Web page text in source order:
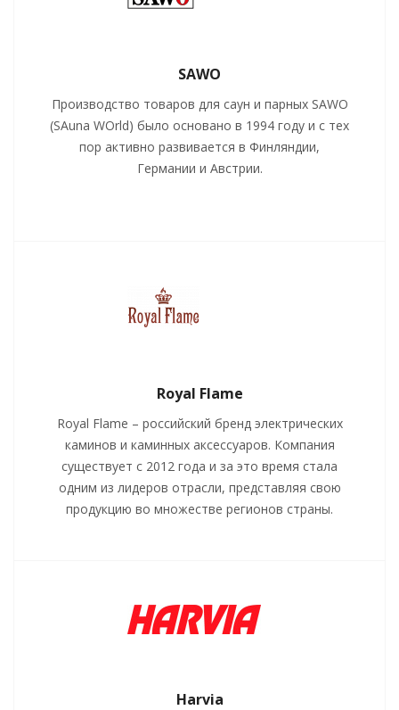
SAWO
Производство товаров для саун и парных SAWO
(SAuna WOrld) было основано в 1994 году и с тех
пор активно развивается в Финляндии,
Германии и Австрии.
Royal Flame
Royal Flame – российский бренд электрических
каминов и каминных аксессуаров. Компания
существует с 2012 года и за это время стала
одним из лидеров отрасли, представляя свою
продукцию во множестве регионов страны.
Harvia